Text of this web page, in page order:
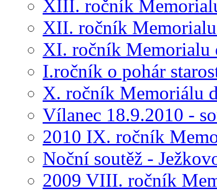
XIII. ročník
XII. ročník
XI. ročník Memorialu
I.ročník o pohár
X. ročník Memoriálu
Vílanec 18.9.2010 -
2010 IX. ročník
Noční soutěž -
2009 VIII. ročník